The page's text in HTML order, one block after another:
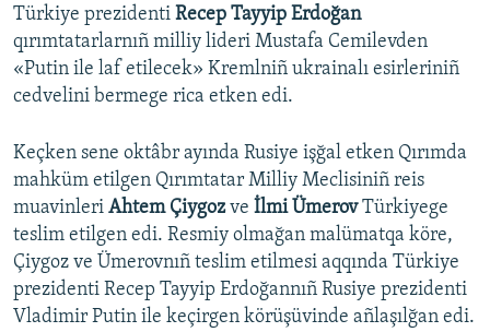
Türkiye prezidenti Recep Tayyip Erdoğan
qırımtatarlarnıñ milliy lideri Mustafa Cemilevden
«Putin ile laf etilecek» Kremlniñ ukrainalı esirleriniñ
cedvelini bermege rica etken edi.
Keçken sene oktâbr ayında Rusiye işğal etken Qırımda
mahküm etilgen Qırımtatar Milliy Meclisiniñ reis
muavinleri Ahtem Çiygozve İlmi ÜmerovTürkiyege
teslim etilgen edi. Resmiy olmağan malümatqa köre,
Çiygoz ve Ümerovnıñ teslim etilmesi aqqında Türkiye
prezidenti Recep Tayyip Erdoğannıñ Rusiye prezidenti
Vladimir Putin ile keçirgen körüşüvinde añlaşılğan edi.